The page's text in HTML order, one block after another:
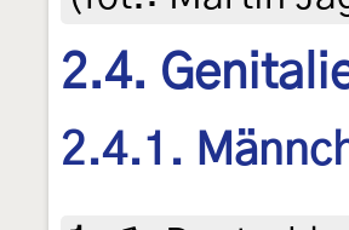
2.4.
2.4.1.